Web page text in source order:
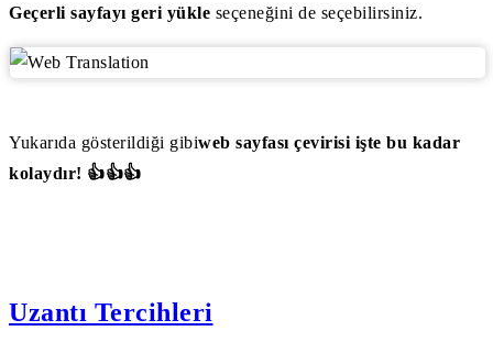
Geçerli sayfayı geri yükle seçeneğini de seçebilirsiniz.
Yukarıda gösterildiği gibiweb sayfası çevirisi işte bu kadar
kolaydır! 👍👍👍
Uzantı Tercihleri